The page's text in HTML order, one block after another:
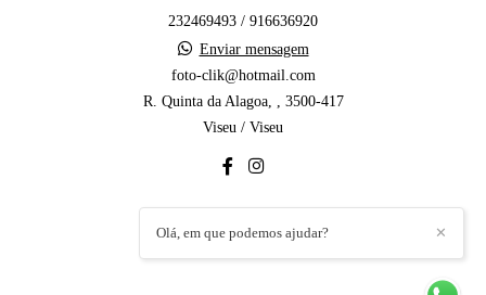
232469493 / 916636920
Enviar mensagem
foto-clik@hotmail.com
R. Quinta da Alagoa, , 3500-417
Viseu / Viseu
CONTACTO ✕
Olá, em que podemos ajudar?